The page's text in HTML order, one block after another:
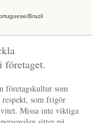
Brazil
företaget.
företagskultur som
respekt, som frigör
Missa inte viktiga